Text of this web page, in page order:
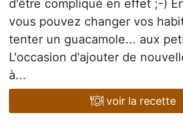
d'être compliqué en effet ;-)
vous pouvez changer vos
tenter un guacamole... aux
L'occasion d'ajouter de
à...
voir la recette